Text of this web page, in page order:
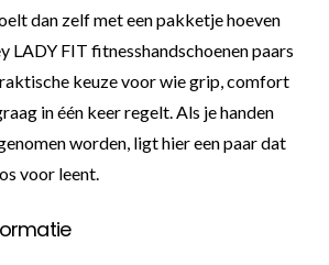
dan zelf met een pakketje hoeven
LADY FIT fitnesshandschoenen paars
keuze voor wie grip, comfort
in één keer regelt. Als je handen
worden, ligt hier een paar dat
voor leent.